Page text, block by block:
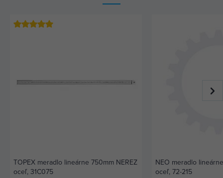
TOPEX meradlo lineárne 750mm NEREZ
oceľ, 31C075
NEO meradlo
oceľ, 72-215